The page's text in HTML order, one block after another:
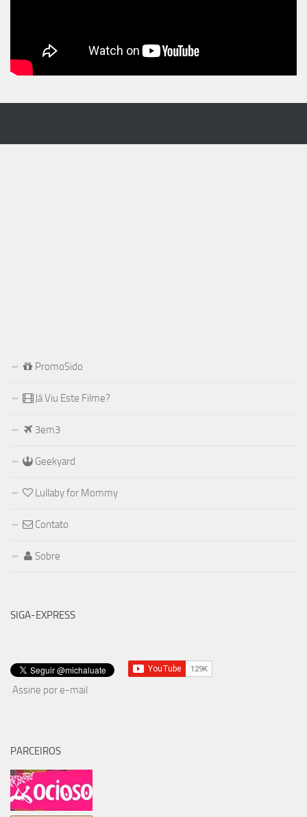
PromoSido
Já Viu Este Filme?
3em3
Geekyard
Lullaby for Mommy
Contato
Sobre
SIGA-EXPRESS
Assine por e-mail
PARCEIROS